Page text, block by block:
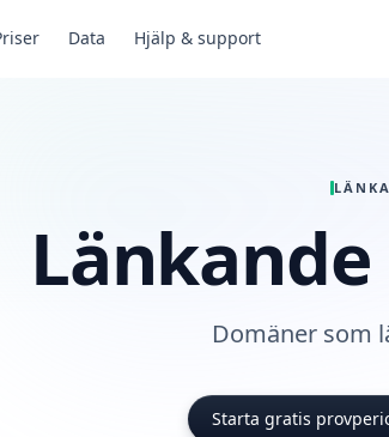
Data Hjälp & support
Domäner som
Starta gratis